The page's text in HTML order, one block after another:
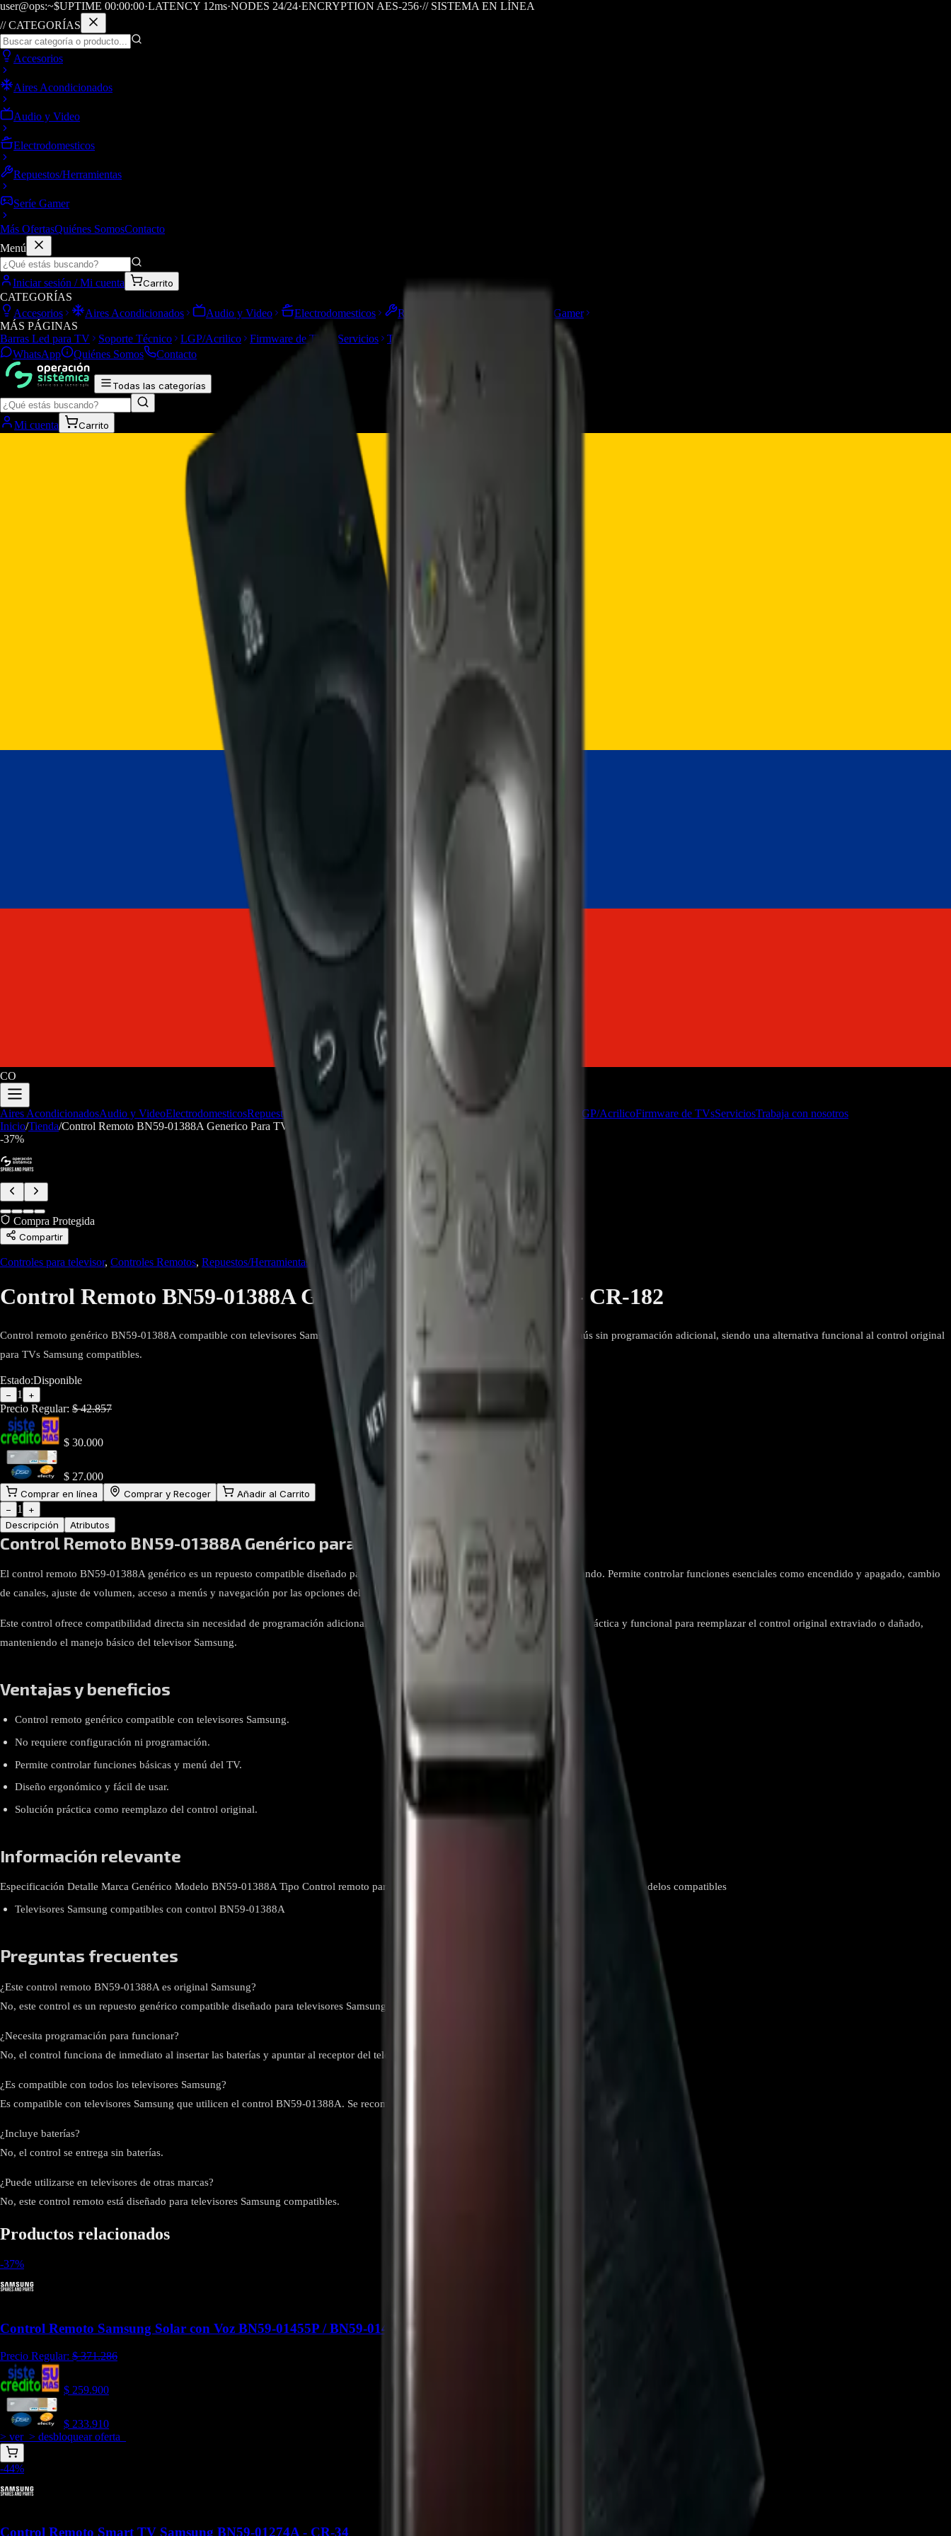
user@ops:~$UPTIME 00:00:00·LATENCY 12ms·NODES 24/24·ENCRYPTION AES-256·// SISTEMA EN LÍNEA
// CATEGORÍAS
Accesorios
Aires Acondicionados
Audio y Video
Electrodomesticos
Repuestos/Herramientas
Seríe Gamer
Más OfertasQuiénes SomosContacto
Menú
Iniciar sesión / Mi cuenta Carrito
CATEGORÍAS
Accesorios
Aires Acondicionados Audio y Video Electrodomesticos Repuestos/Herramientas
Seríe Gamer
MÁS PÁGINAS
Barras Led para TV
Soporte Técnico LGP/Acrilico Firmware de TVs Servicios
Trabaja con nosotros
WhatsApp
Quiénes Somos Contacto
Todas las categorías
Mi cuenta Carrito
CO
Aires AcondicionadosAudio y VideoElectrodomesticosRepuestos/Herramientas Barras Led para TV LGP/AcrilicoFirmware de TVsServiciosTrabaja con nosotros
Inicio/Tienda/Control Remoto BN59-01388A Generico Para TV Samsung - CR-182
-37%
Compra Protegida
Compartir
Controles para televisor, Controles Remotos, Repuestos/Herramientas
Control Remoto BN59-01388A Generico Para TV Samsung - CR-182
Control remoto genérico BN59-01388A compatible con televisores Samsung. Permite controlar encendido, volumen, canales y menús sin programación adicional, siendo una alternativa funcional al control original
para TVs Samsung compatibles.
Estado:Disponible
− 1 +
Precio Regular: $42.857
$ 30.000
$ 27.000
Comprar en línea Comprar y Recoger
Añadir al Carrito
−
1
+
Descripción
Atributos
Control Remoto BN59-01388A Genérico para TV Samsung
El control remoto BN59-01388A genérico es un repuesto compatible diseñado para televisores Samsung que utilizan este tipo de mando. Permite controlar funciones esenciales como encendido y apagado, cambio
de canales, ajuste de volumen, acceso a menús y navegación por las opciones del televisor.
Este control ofrece compatibilidad directa sin necesidad de programación adicional, facilitando su uso inmediato. Es una alternativa práctica y funcional para reemplazar el control original extraviado o dañado,
manteniendo el manejo básico del televisor Samsung.
Ventajas y beneficios
Control remoto genérico compatible con televisores Samsung.
No requiere configuración ni programación.
Permite controlar funciones básicas y menú del TV.
Diseño ergonómico y fácil de usar.
Solución práctica como reemplazo del control original.
Información relevante
Especificación Detalle Marca Genérico Modelo BN59-01388A Tipo Control remoto para televisor Conectividad Infrarrojo (IR) Compatibilidad Modelos compatibles
Televisores Samsung compatibles con control BN59-01388A
Preguntas frecuentes
¿Este control remoto BN59-01388A es original Samsung?
No, este control es un repuesto genérico compatible diseñado para televisores Samsung.
¿Necesita programación para funcionar?
No, el control funciona de inmediato al insertar las baterías y apuntar al receptor del televisor.
¿Es compatible con todos los televisores Samsung?
Es compatible con televisores Samsung que utilicen el control BN59-01388A. Se recomienda verificar la compatibilidad antes de su uso.
¿Incluye baterías?
No, el control se entrega sin baterías.
¿Puede utilizarse en televisores de otras marcas?
No, este control remoto está diseñado para televisores Samsung compatibles.
Productos relacionados
-37%
Control Remoto Samsung Solar con Voz BN59-01455P / BN59-01456M - CR-200
Precio Regular: $371.286
$ 259.900
$ 233.910
> ver_ > desbloquear oferta_
-44%
Control Remoto Smart TV Samsung BN59-01274A - CR-34